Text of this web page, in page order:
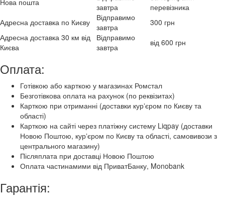
завтра
перевізника
Адресна доставка по Києву
Відправимо
завтра
300 грн
Адресна доставка 30 км від
Києва
Відправимо
завтра
від 600 грн
Оплата:
Готівкою або карткою у магазинах Ромстал
Безготівкова оплата на рахунок (по реквізитах)
Карткою при отриманні (доставки курʼєром по Києву та
області)
Карткою на сайті через платіжну систему Liqpay (доставки
Новою Поштою, курʼєром по Києву та області, самовивози з
центрального магазину)
Післяплата при доставці Новою Поштою
Оплата частинамими від ПриватБанку, Monobank
Гарантія: